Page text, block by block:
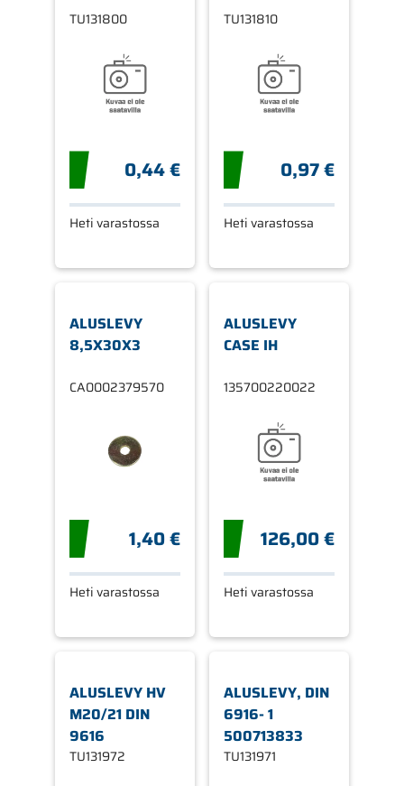
TU131800
0,44 €
Heti varastossa
TU131810
0,97 €
Heti varastossa
ALUSLEVY
8,5X30X3
CA0002379570
1,40 €
Heti varastossa
ALUSLEVY
CASE IH
135700220022
126,00 €
Heti varastossa
ALUSLEVY HV
M20/21 DIN
9616
TU131972
ALUSLEVY, DIN
6916- 1
500713833
TU131971